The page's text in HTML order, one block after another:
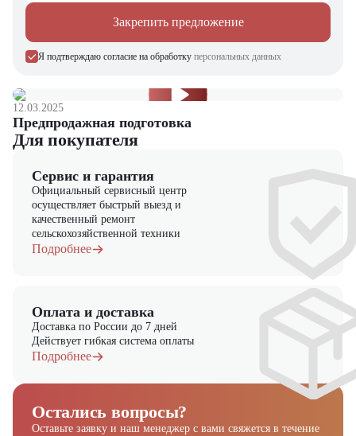
Закрепить предложение
Я подтверждаю согласие на обработку персональных данных
12.03.2025
Предпродажная подготовка
Для покупателя
Сервис и гарантия
Официальный сервисный центр
осуществляет быстрый выезд и
качественный ремонт
сельскохозяйственной техники
Подробнее
Оплата и доставка
Доставка по России до 7 дней
Действует гибкая система оплаты
Подробнее
Остались вопросы?
Оставьте заявку и наш менеджер с вами свяжется в течение